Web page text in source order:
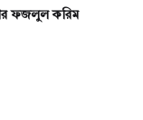
ফজলুল করিম